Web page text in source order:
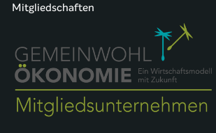
Mitgliedschaften